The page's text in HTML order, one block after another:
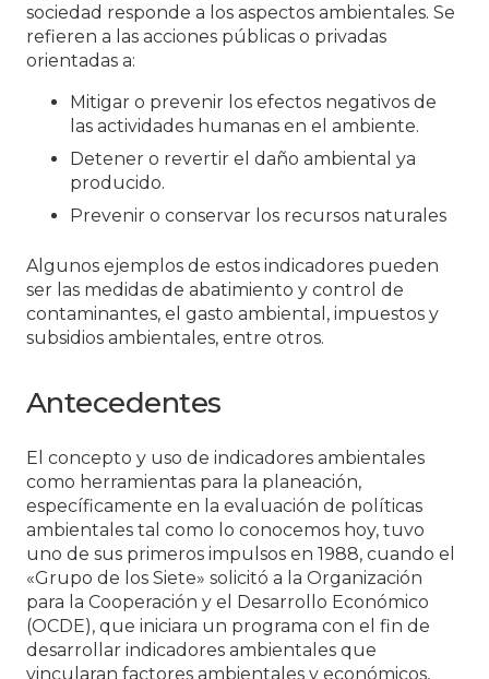
sociedad responde a los aspectos ambientales. Se
refieren a las acciones públicas o privadas
orientadas a:
Mitigar o prevenir los efectos negativos de
las actividades humanas en el ambiente.
Detener o revertir el daño ambiental ya
producido.
Prevenir o conservar los recursos naturales
Algunos ejemplos de estos indicadores pueden
ser las medidas de abatimiento y control de
contaminantes, el gasto ambiental, impuestos y
subsidios ambientales, entre otros.
Antecedentes
El concepto y uso de indicadores ambientales
como herramientas para la planeación,
específicamente en la evaluación de políticas
ambientales tal como lo conocemos hoy, tuvo
uno de sus primeros impulsos en 1988, cuando el
«Grupo de los Siete» solicitó a la Organización
para la Cooperación y el Desarrollo Económico
(OCDE), que iniciara un programa con el fin de
desarrollar indicadores ambientales que
vincularan factores ambientales y económicos,